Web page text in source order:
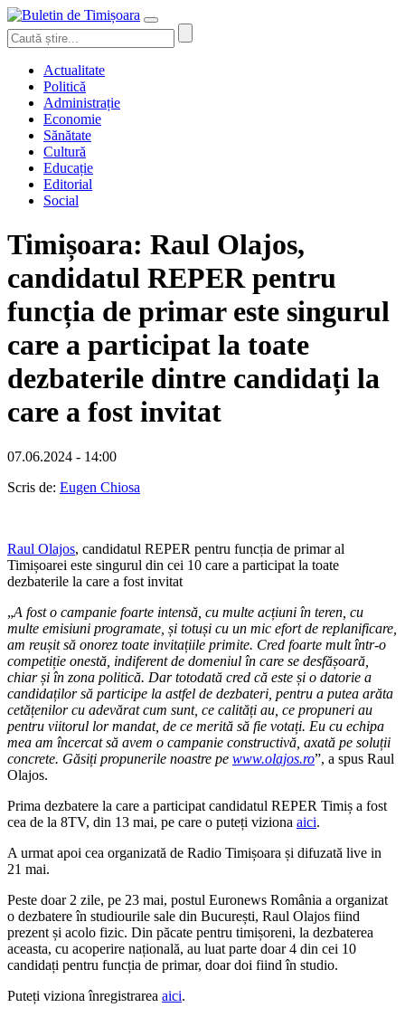
Actualitate
Politică
Administrație
Economie
Sănătate
Cultură
Educație
Editorial
Social
Timișoara: Raul Olajos,
candidatul REPER pentru
funcția de primar este singurul
care a participat la toate
dezbaterile dintre candidați la
care a fost invitat
07.06.2024 - 14:00
Scris de: Eugen Chiosa
Raul Olajos, candidatul REPER pentru funcția de primar al
Timișoarei este singurul din cei 10 care a participat la toate
dezbaterile la care a fost invitat
„A fost o campanie foarte intensă, cu multe acțiuni în teren, cu
multe emisiuni programate, și totuși cu un mic efort de replanificare,
am reușit să onorez toate invitațiile primite. Cred foarte mult într-o
competiție onestă, indiferent de domeniul în care se desfășoară,
chiar și în zona politică. Dar totodată cred că este și o datorie a
candidaților să participe la astfel de dezbateri, pentru a putea arăta
cetățenilor cu adevărat cum sunt, ce calități au, ce propuneri au
pentru viitorul lor mandat, de ce merită să fie votați. Eu cu echipa
mea am încercat să avem o campanie constructivă, axată pe soluții
concrete. Găsiți propunerile noastre pe www.olajos.ro”, a spus Raul
Olajos.
Prima dezbatere la care a participat candidatul REPER Timiș a fost
cea de la 8TV, din 13 mai, pe care o puteți viziona aici.
A urmat apoi cea organizată de Radio Timișoara și difuzată live in
21 mai.
Peste doar 2 zile, pe 23 mai, postul Euronews România a organizat
o dezbatere în studiourile sale din București, Raul Olajos fiind
prezent și acolo fizic. Din păcate pentru timișoreni, la dezbaterea
aceasta, cu acoperire națională, au luat parte doar 4 din cei 10
candidați pentru funcția de primar, doar doi fiind în studio.
Puteți viziona înregistrarea aici.